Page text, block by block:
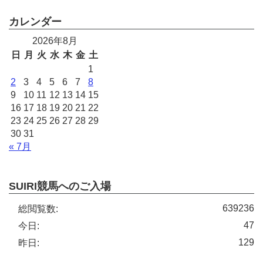
カレンダー
2026年8月
日
月 火 水 木 金 土
1
2
3 4 5 6 7
8
9
10 11 12 13 14 15
16 17 18 19 20 21 22
23 24 25 26 27 28 29
30 31
« 7月
SUIRI競馬へのご入場
639236
総閲覧数:
47
今日:
129
昨日: